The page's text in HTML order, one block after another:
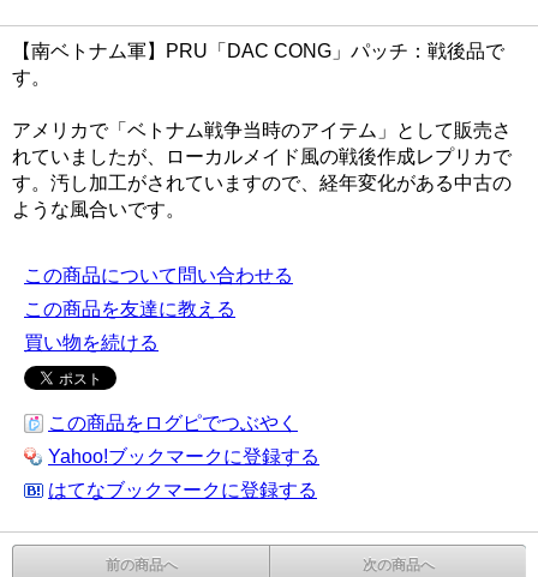
【南ベトナム軍】PRU「DAC CONG」パッチ：戦後品で
す。
アメリカで「ベトナム戦争当時のアイテム」として販売さ
れていましたが、ローカルメイド風の戦後作成レプリカで
す。汚し加工がされていますので、経年変化がある中古の
ような風合いです。
この商品について問い合わせる
この商品を友達に教える
買い物を続ける
この商品をログピでつぶやく
Yahoo!ブックマークに登録する
はてなブックマークに登録する
前の商品へ 次の商品へ